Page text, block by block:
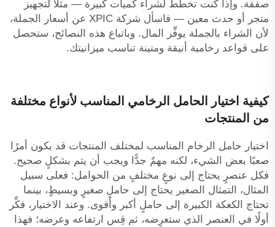
صفقة. وإذا كنت تخطط لشراء كميات كبيرة — مثلًا لتجهيز
متجر أو حدث معين — فاسأل شركة XPIC عن أسعار الجملة،
لأن الشراء بالجملة يوفِّر المال. وباتباع هذه النصائح، ستحصل
على قواعد رخامية أنيقة ومتينة تناسب ميزانيتك.
كيفية اختيار الحامل الرخامي المناسب لأنواع مختلفة
من المنتجات
اختيار حامل الرخام المناسب لمختلف المنتجات قد يكون أمرًا
صعبًا بعض الشيء، لكنه مهمٌ جدًّا ويجب أن يتم بشكلٍ صحيح.
فكل عنصرٍ يحتاج إلى نوعٍ مختلفٍ من الحوامل: فعلى سبيل
المثال، التمثال الصغير يحتاج إلى حاملٍ صغيرٍ وبسيطٍ، بينما
تحتاج الكعكة الكبيرة إلى حاملٍ أكبر وأقوى. وعند الاختيار، فكِّر
أولًا في العنصر الذي ستعرِضه، ثم قِس ارتفاعه وعرضه؛ فهذا